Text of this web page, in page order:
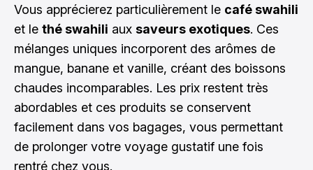
Vous apprécierez particulièrement le café swahili
et le thé swahili aux saveurs exotiques. Ces
mélanges uniques incorporent des arômes de
mangue, banane et vanille, créant des boissons
chaudes incomparables. Les prix restent très
abordables et ces produits se conservent
facilement dans vos bagages, vous permettant
de prolonger votre voyage gustatif une fois
rentré chez vous.